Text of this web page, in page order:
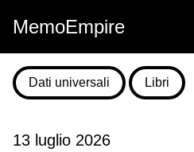
MemoEmpire
Dati universali Libri
13 luglio 2026